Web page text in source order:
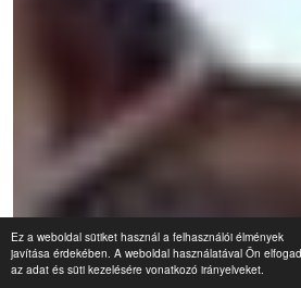
Ez a weboldal sütiket használ a felhasználói élmények
javítása érdekében. A weboldal használatával Ön
az adat és süti kezelésére vonatkozó irányelveket.